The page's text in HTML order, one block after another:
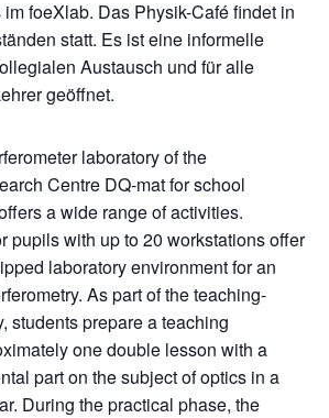
foeXlab. Das Physik-Café findet in
statt. Es ist eine informelle
Austausch und für alle
geöffnet.
laboratory of the
Centre DQ-mat for school
a wide range of activities.
pupils with up to 20 workstations offer
laboratory environment for an
As part of the teaching-
students prepare a teaching
one double lesson with a
part on the subject of optics in a
During the practical phase, the